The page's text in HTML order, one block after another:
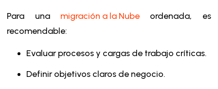
Para una migración a la Nube
ordenada, es
recomendable:
Evaluar procesos y cargas de trabajo críticas.
Definir objetivos claros de negocio.